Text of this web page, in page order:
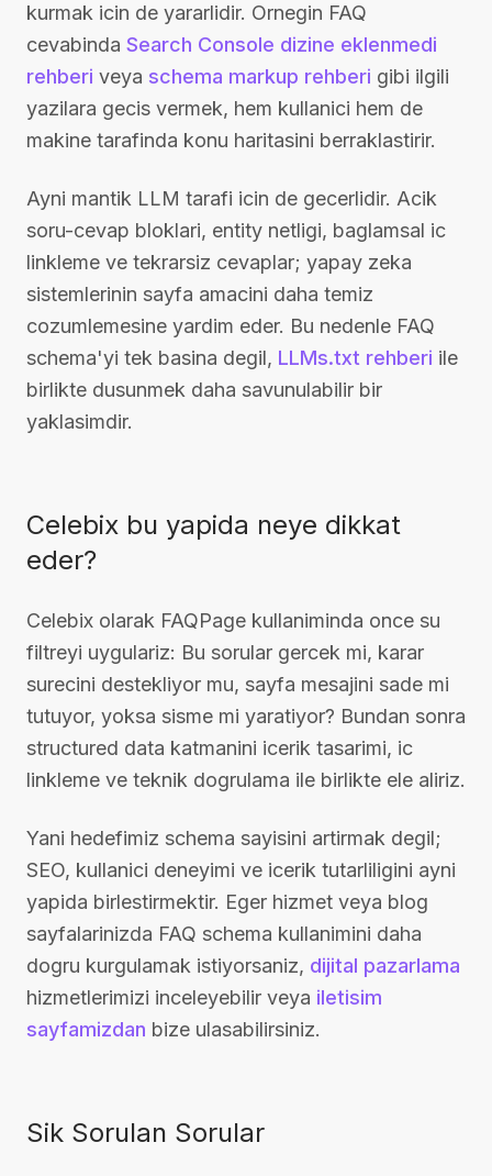
kurmak icin de yararlidir. Ornegin FAQ
cevabinda Search Console dizine eklenmedi
rehberi veya schema markup rehberi gibi ilgili
yazilara gecis vermek, hem kullanici hem de
makine tarafinda konu haritasini berraklastirir.
Ayni mantik LLM tarafi icin de gecerlidir. Acik
soru-cevap bloklari, entity netligi, baglamsal ic
linkleme ve tekrarsiz cevaplar; yapay zeka
sistemlerinin sayfa amacini daha temiz
cozumlemesine yardim eder. Bu nedenle FAQ
schema'yi tek basina degil, LLMs.txt rehberi ile
birlikte dusunmek daha savunulabilir bir
yaklasimdir.
Celebix bu yapida neye dikkat
eder?
Celebix olarak FAQPage kullaniminda once su
filtreyi uygulariz: Bu sorular gercek mi, karar
surecini destekliyor mu, sayfa mesajini sade mi
tutuyor, yoksa sisme mi yaratiyor? Bundan sonra
structured data katmanini icerik tasarimi, ic
linkleme ve teknik dogrulama ile birlikte ele aliriz.
Yani hedefimiz schema sayisini artirmak degil;
SEO, kullanici deneyimi ve icerik tutarliligini ayni
yapida birlestirmektir. Eger hizmet veya blog
sayfalarinizda FAQ schema kullanimini daha
dogru kurgulamak istiyorsaniz, dijital pazarlama
hizmetlerimizi inceleyebilir veya iletisim
sayfamizdan bize ulasabilirsiniz.
Sik Sorulan Sorular